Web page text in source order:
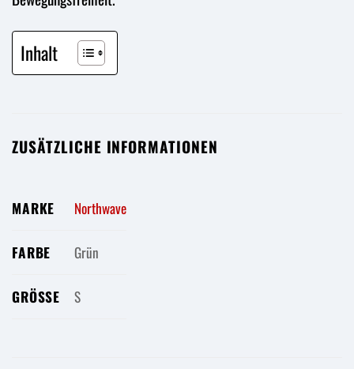
Inhalt
ZUSÄTZLICHE INFORMATIONEN
MARKE Northwave
FARBE Grün
GRÖSSE S